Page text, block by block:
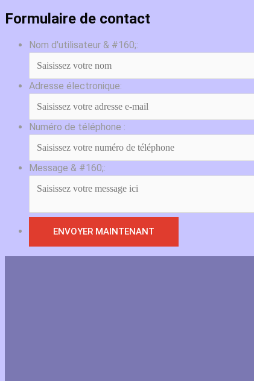
Formulaire de contact
Nom d'utilisateur & #160;:
Adresse électronique:
Numéro de téléphone :
Message & #160;: